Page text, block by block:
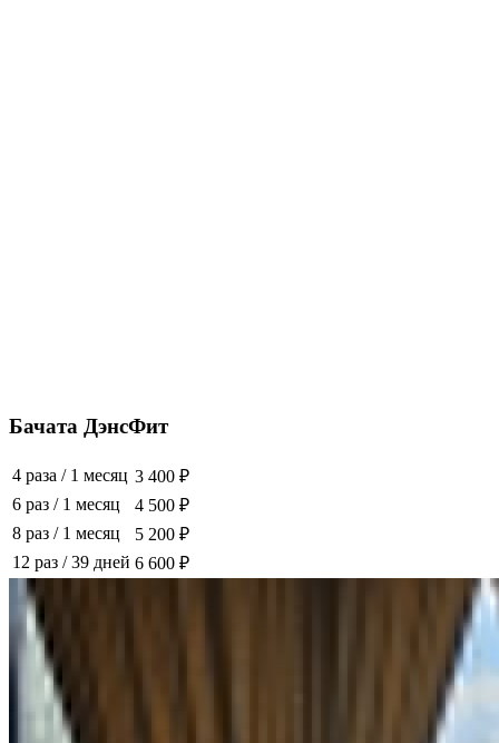
Бачата ДэнсФит
4 раза / 1 месяц 3 400 ₽
6 раз / 1 месяц
4 500 ₽
8 раз / 1 месяц
5 200 ₽
12 раз /39 дней 6 600 ₽